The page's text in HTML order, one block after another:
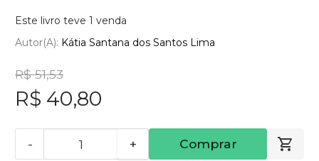
Este livro teve 1 venda
Autor(a): Kátia Santana dos Santos Lima
R$ 51,53
R$ 40,80
- + Comprar